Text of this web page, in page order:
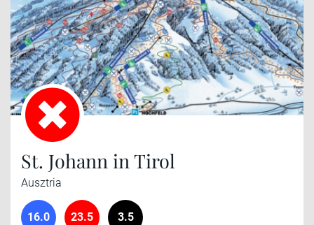
St. Johann in Tirol
Ausztria
16.0 23.5 3.5